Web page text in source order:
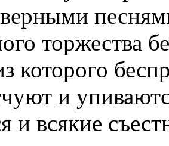
торжества
которого
и
и всякие